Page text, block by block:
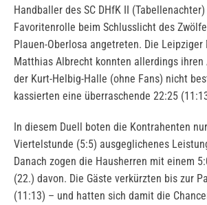
Handballer des SC DHfK II
Favoritenrolle beim Schlusslicht des
Plauen-Oberlosa angetreten. Die Leipziger
Matthias Albrecht konnten allerdings ihren
der Kurt-Helbig-Halle (ohne Fans) nicht
kassierten eine überraschende 22:25
In diesem Duell boten die Kontrahenten
Viertelstunde (5:5) ausgeglichenes
Danach zogen die Hausherren mit einem
(22.) davon. Die Gäste verkürzten bis zur
(11:13) – und hatten sich damit die